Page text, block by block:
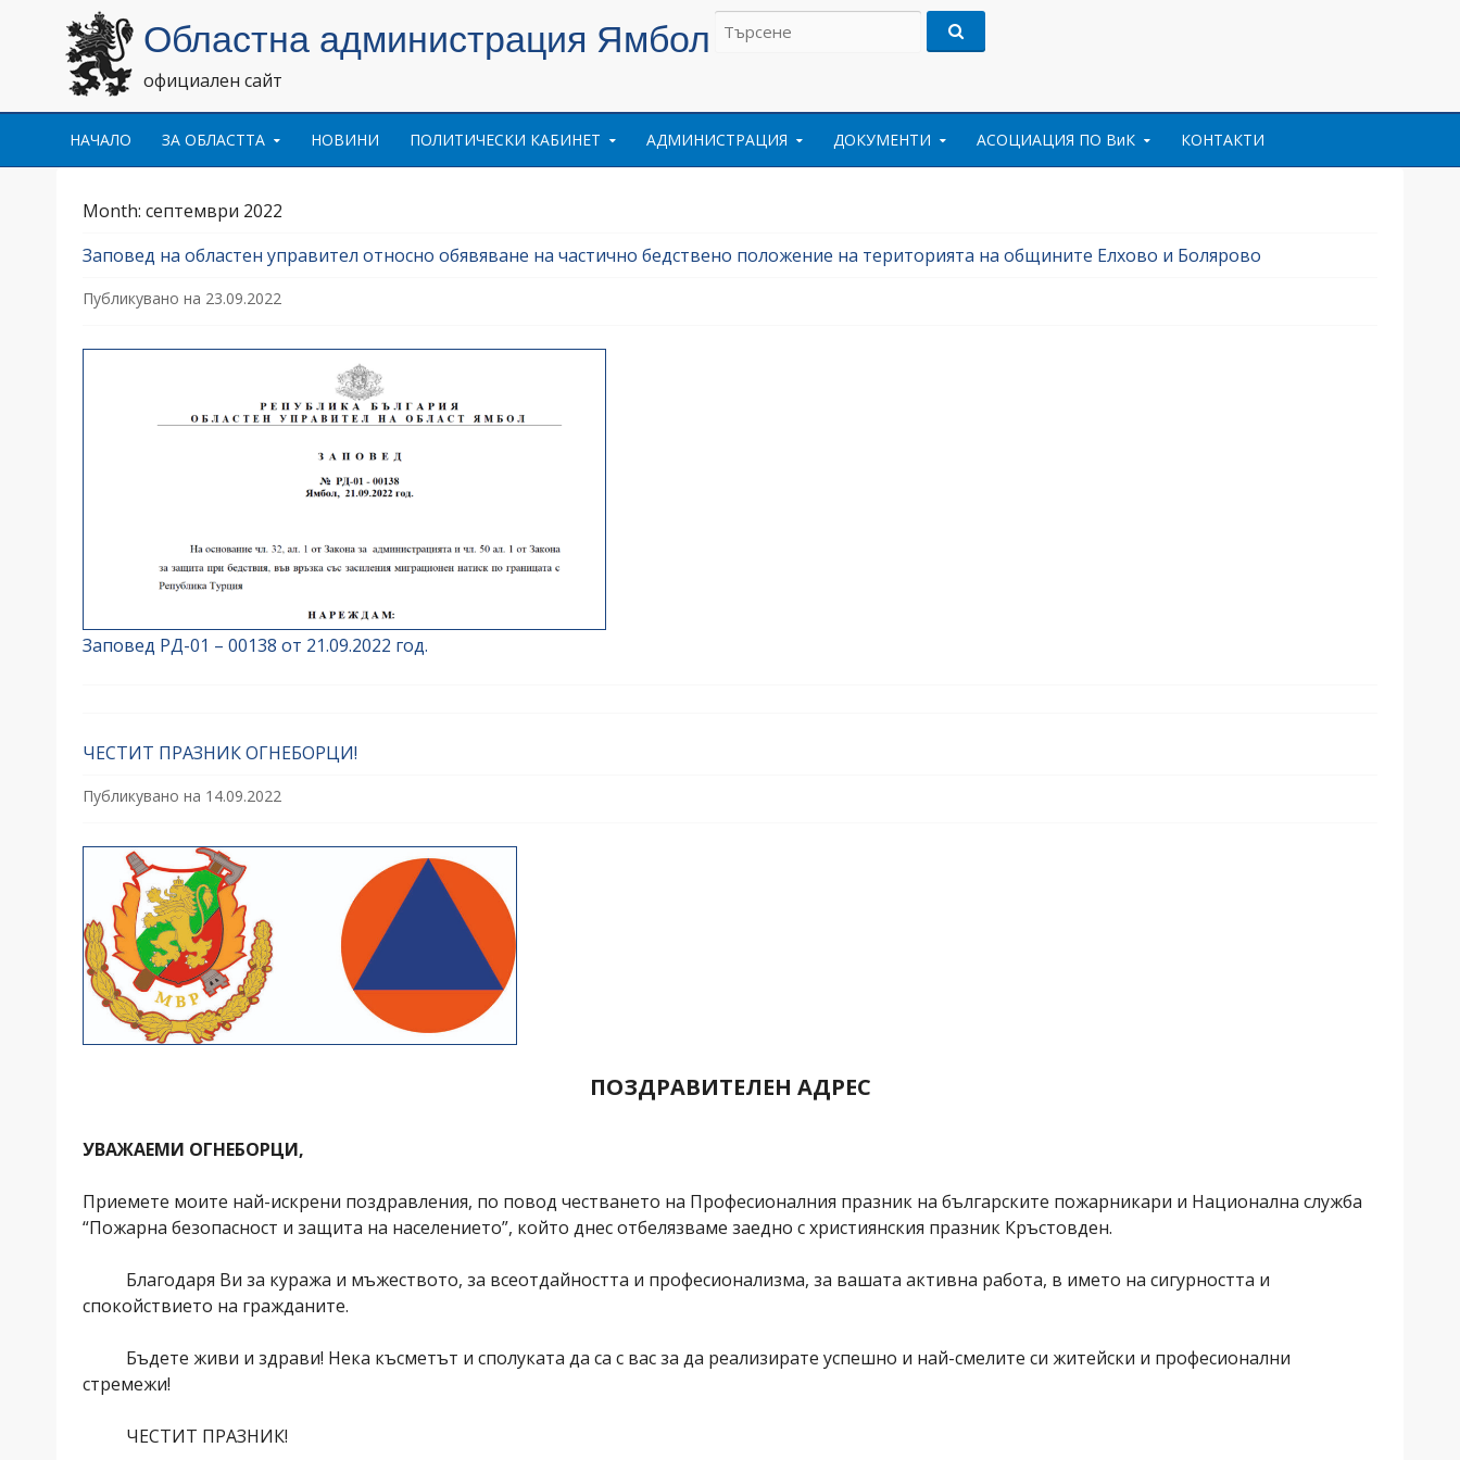
Областна администрация Ямбол
Търсене
официален сайт
НАЧАЛО ЗА ОБЛАСТТА НОВИНИ ПОЛИТИЧЕСКИ КАБИНЕТ АДМИНИСТРАЦИЯ ДОКУМЕНТИ АСОЦИАЦИЯ ПО ВиК КОНТАКТИ
Month: септември 2022
Заповед на областен управител относно обявяване на частично бедствено положение на територията на общините Елхово и Болярово
Публикувано на 23.09.2022
Заповед РД-01 – 00138 от 21.09.2022 год.
ЧЕСТИТ ПРАЗНИК ОГНЕБОРЦИ!
Публикувано на 14.09.2022
ПОЗДРАВИТЕЛЕН АДРЕС
УВАЖАЕМИ ОГНЕБОРЦИ,
Приемете моите най-искрени поздравления, по повод честването на Професионалния празник на българските пожарникари и Национална служба
“Пожарна безопасност и защита на населението”, който днес отбелязваме заедно с християнския празник Кръстовден.
Благодаря Ви за куража и мъжеството, за всеотдайността и професионализма, за вашата активна работа, в името на сигурността и
спокойствието на гражданите.
Бъдете живи и здрави! Нека късметът и сполуката да са с вас за да реализирате успешно и най-смелите си житейски и професионални
стремежи!
ЧЕСТИТ ПРАЗНИК!